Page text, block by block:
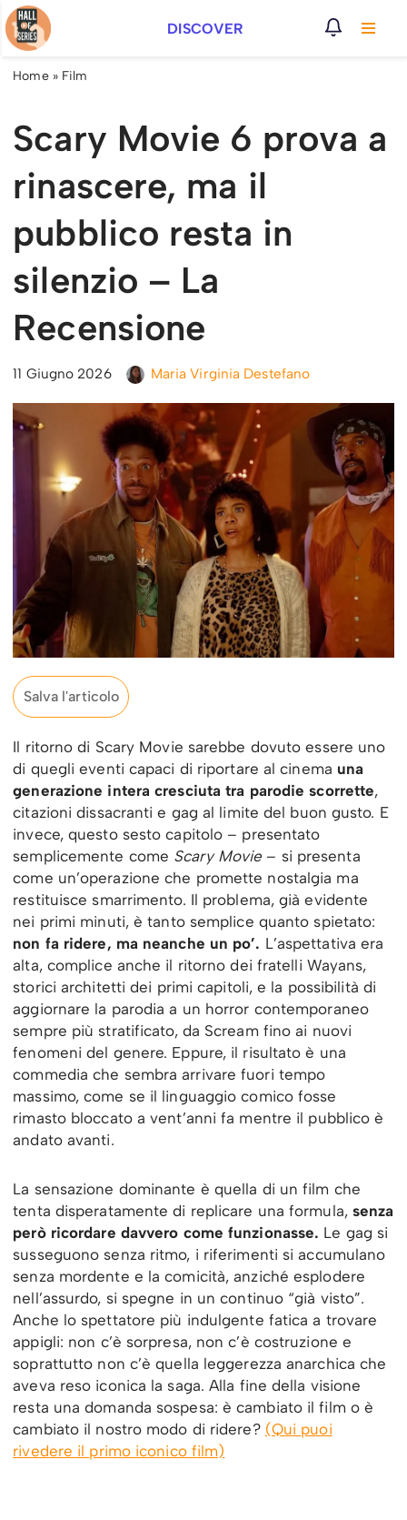
Vai
al
DISCOVER
Home» Film
Scary Movie 6 prova a
rinascere, ma il
pubblico resta in
silenzio – La
Recensione
11 Giugno 2026 Maria Virginia Destefano
Salva l'articolo
Il ritorno di Scary Movie sarebbe dovuto essere uno
di quegli eventi capaci di riportare al cinema una
generazione intera cresciuta tra parodie scorrette,
citazioni dissacranti e gag al limite del buon gusto. E
invece, questo sesto capitolo – presentato
semplicemente come Scary Movie – si presenta
come un’operazione che promette nostalgia ma
restituisce smarrimento. Il problema, già evidente
nei primi minuti, è tanto semplice quanto spietato:
non fa ridere, ma neanche un po’. L’aspettativa era
alta, complice anche il ritorno dei fratelli Wayans,
storici architetti dei primi capitoli, e la possibilità di
aggiornare la parodia a un horror contemporaneo
sempre più stratificato, da Scream fino ai nuovi
fenomeni del genere. Eppure, il risultato è una
commedia che sembra arrivare fuori tempo
massimo, come se il linguaggio comico fosse
rimasto bloccato a vent’anni fa mentre il pubblico è
andato avanti.
La sensazione dominante è quella di un film che
tenta disperatamente di replicare una formula,senza
però ricordare davvero come funzionasse. Le gag si
susseguono senza ritmo, i riferimenti si accumulano
senza mordente e la comicità, anziché esplodere
nell’assurdo, si spegne in un continuo “già visto”.
Anche lo spettatore più indulgente fatica a trovare
appigli: non c’è sorpresa, non c’è costruzione e
soprattutto non c’è quella leggerezza anarchica che
aveva reso iconica la saga. Alla fine della visione
resta una domanda sospesa: è cambiato il film o è
cambiato il nostro modo di ridere? (Qui puoi
rivedere il primo iconico film)